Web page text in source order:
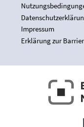
Impressum
Erklärung zur